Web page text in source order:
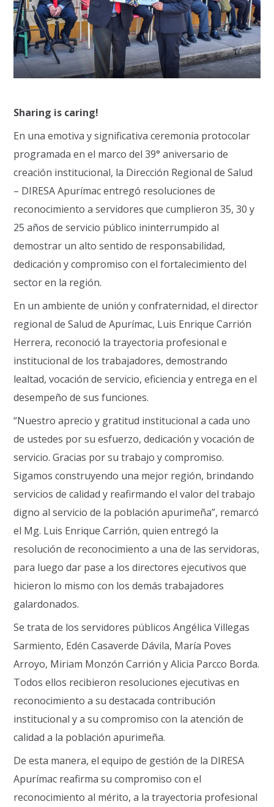
Sharing is caring!
En una emotiva y significativa ceremonia protocolar
programada en el marco del 39° aniversario de
creación institucional, la Dirección Regional de Salud
– DIRESA Apurímac entregó resoluciones de
reconocimiento a servidores que cumplieron 35, 30 y
25 años de servicio público ininterrumpido al
demostrar un alto sentido de responsabilidad,
dedicación y compromiso con el fortalecimiento del
sector en la región.
En un ambiente de unión y confraternidad, el director
regional de Salud de Apurímac, Luis Enrique Carrión
Herrera, reconoció la trayectoria profesional e
institucional de los trabajadores, demostrando
lealtad, vocación de servicio, eficiencia y entrega en el
desempeño de sus funciones.
“Nuestro aprecio y gratitud institucional a cada uno
de ustedes por su esfuerzo, dedicación y vocación de
servicio. Gracias por su trabajo y compromiso.
Sigamos construyendo una mejor región, brindando
servicios de calidad y reafirmando el valor del trabajo
digno al servicio de la población apurimeña”, remarcó
el Mg. Luis Enrique Carrión, quien entregó la
resolución de reconocimiento a una de las servidoras,
para luego dar pase a los directores ejecutivos que
hicieron lo mismo con los demás trabajadores
galardonados.
Se trata de los servidores públicos Angélica Villegas
Sarmiento, Edén Casaverde Dávila, María Poves
Arroyo, Miriam Monzón Carrión y Alicia Parcco Borda.
Todos ellos recibieron resoluciones ejecutivas en
reconocimiento a su destacada contribución
institucional y a su compromiso con la atención de
calidad a la población apurimeña.
De esta manera, el equipo de gestión de la DIRESA
Apurímac reafirma su compromiso con el
reconocimiento al mérito, a la trayectoria profesional